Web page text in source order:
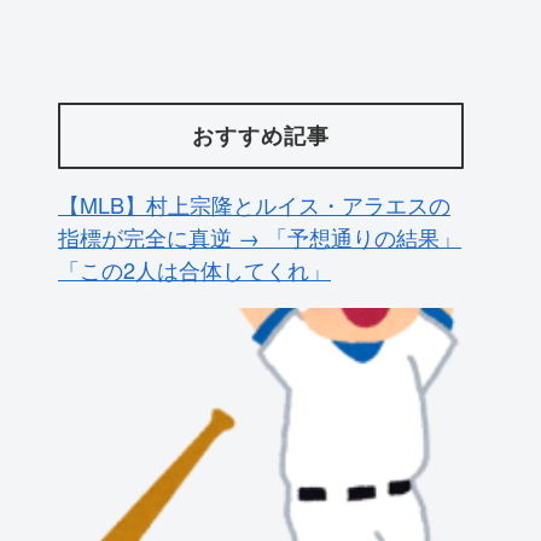
おすすめ記事
海外の反応 独身の皆さんに朗報「一人
でいること」は自分にとってプラスにな
るという研究結果